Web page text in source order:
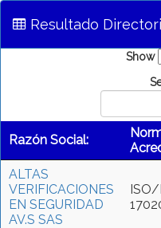
Resultado
Show
Razón Social:
ALTAS
VERIFICACIONES
EN SEGURIDAD
AV.S SAS
ISO/